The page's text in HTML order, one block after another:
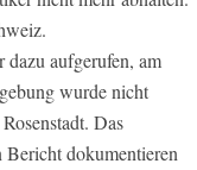
aufgerufen, am
wurde nicht
Das
Bericht dokumentieren